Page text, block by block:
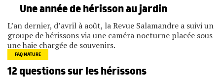
Une année de hérisson au jardin
L’an dernier, d’avril à août, la Revue Salamandre a suivi un
groupe de hérissons via une caméra nocturne placée sous
une haie chargée de souvenirs.
FAQ NATURE
12 questions sur les hérissons